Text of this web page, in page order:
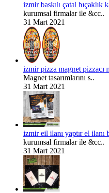
izmir baskılı çatal bıçaklık
kurumsal firmalar ile &cc..
31 Mart 2021
izmir pizza magnet pizzacı
Magnet tasarımlarını s..
31 Mart 2021
izmir eil ilanı yaptır el ilanı
kurumsal firmalar ile &cc..
31 Mart 2021